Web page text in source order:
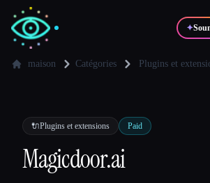
✦
💻 Développeurs
maison Catégories Plugins et
🔌Plugins et extensions Paid
Magicdoor.ai